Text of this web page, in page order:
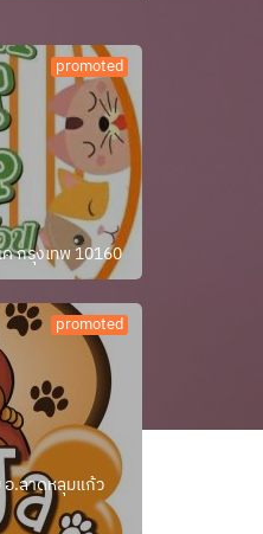
promoted
กรุงเทพ 10160
promoted
.ลาดหลุมแก้ว